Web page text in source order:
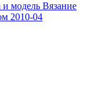
модель Вязание
2010-04